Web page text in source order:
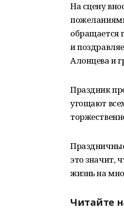
На сцену
обращается
и
Алонцева и
Праздник
угощают
это значит,
жизнь на
Читайте